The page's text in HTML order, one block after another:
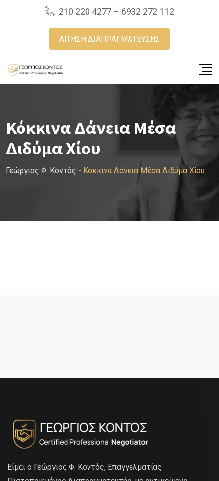
210 220 4277 – 6932 272 112
ΑΙΤΗΣΗ ΔΙΑΠΡΑΓΜΑΤΕΥΣΗΣ
Κόκκινα Δάνεια Μέσα
Διδύμα Χίου
Γεώργιος Φ. Κοντός - Κόκκινα Δάνεια Μέσα Διδύμα Χίου
Είμαι ο Γεώργιος Φ. Κοντός, Επαγγελματίας